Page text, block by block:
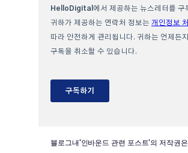
블로그내'인바운드 관련 포스트'의 저작권은